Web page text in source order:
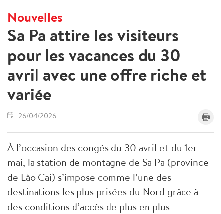
Nouvelles
Sa Pa attire les visiteurs
pour les vacances du 30
avril avec une offre riche et
variée
26/04/2026
À l’occasion des congés du 30 avril et du 1er
mai, la station de montagne de Sa Pa (province
de Lào Cai) s’impose comme l’une des
destinations les plus prisées du Nord grâce à
des conditions d’accès de plus en plus